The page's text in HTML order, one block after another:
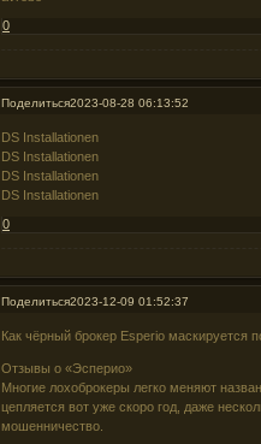
0
Поделиться2023-08-28 06:13:52
DS Installationen
DS Installationen
DS Installationen
DS Installationen
0
Поделиться2023-12-09 01:52:37
Как чёрный брокер Esperio маскируется
Отзывы о «Эсперио»
Многие лохоброкеры легко меняют
цепляется вот уже скоро год, даже
мошенничество.